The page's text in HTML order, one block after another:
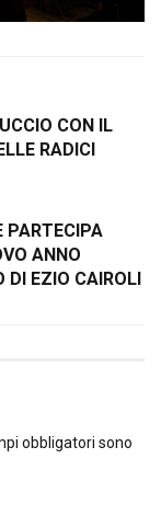
CON IL
RADICI
PARTECIPA
ANNO
DI EZIO CAIROLI
obbligatori sono